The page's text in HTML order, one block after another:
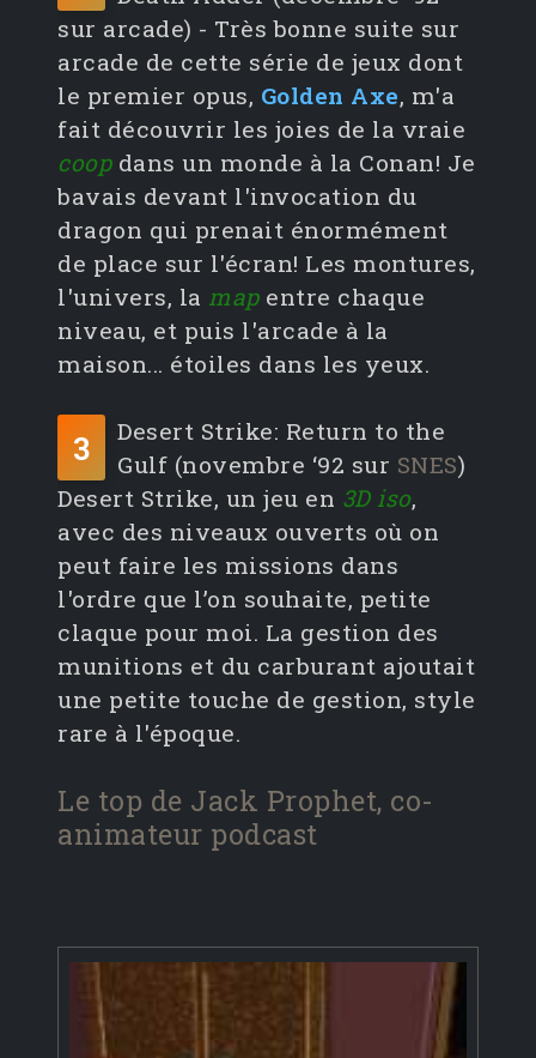
sur arcade) - Très bonne suite sur
arcade de cette série de jeux dont
le premier opus, Golden Axe, m'a
fait découvrir les joies de la vraie
coopdans un monde à la Conan! Je
bavais devant l'invocation du
dragon qui prenait énormément
de place sur l'écran! Les montures,
l'univers, la mapentre chaque
niveau, et puis l'arcade à la
maison... étoiles dans les yeux.
3
Desert Strike: Return to the
Gulf (novembre ‘92 sur SNES)
Desert Strike, un jeu en 3D iso,
avec des niveaux ouverts où on
peut faire les missions dans
l'ordre que l’on souhaite, petite
claque pour moi. La gestion des
munitions et du carburant ajoutait
une petite touche de gestion, style
rare à l'époque.
Le top de Jack Prophet, co-
animateur podcast